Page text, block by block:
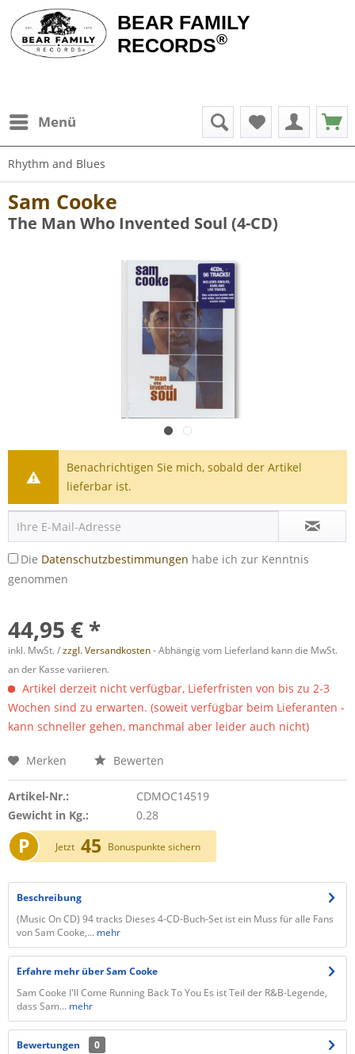
BEAR FAMILY
RECORDS®
Menü
Rhythm and Blues
Sam Cooke
The Man Who Invented Soul (4-CD)
Benachrichtigen Sie mich, sobald der Artikel
lieferbar ist.
Die Datenschutzbestimmungen habe ich zur Kenntnis
genommen
44,95 € *
inkl. MwSt. /zzgl. Versandkosten- Abhängig vom Lieferland kann die MwSt.
an der Kasse variieren.
Artikel derzeit nicht verfügbar, Lieferfristen von bis zu 2-3
Wochen sind zu erwarten. (soweit verfügbar beim Lieferanten -
kann schneller gehen, manchmal aber leider auch nicht)
Merken Bewerten
Artikel-Nr.:
CDMOC14519
Gewicht in Kg.:
0.28
P Jetzt 45 Bonuspunkte sichern
Beschreibung
(Music On CD) 94 tracks Dieses 4-CD-Buch-Set ist ein Muss für alle Fans
von Sam Cooke,... mehr
Erfahre mehr über Sam Cooke
Sam Cooke I'll Come Running Back To You Es ist Teil der R&B-Legende,
dass Sam... mehr
Bewertungen
0